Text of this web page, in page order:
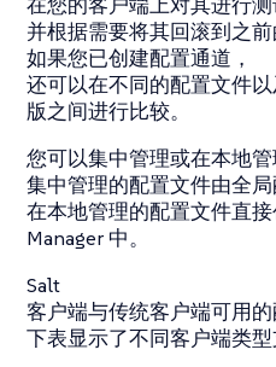
并根据需要将其回滚到之前
如果您已创建配置通道，
还可以在不同的配置文件
版之间进行比较。
您可以集中管理或在本地管
集中管理的配置文件由全局
在本地管理的配置文件直接
Manager 中。
Salt
客户端与传统客户端可用的
下表显示了不同客户端类型